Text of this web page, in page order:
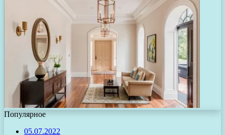
Популярное
05.07.2022